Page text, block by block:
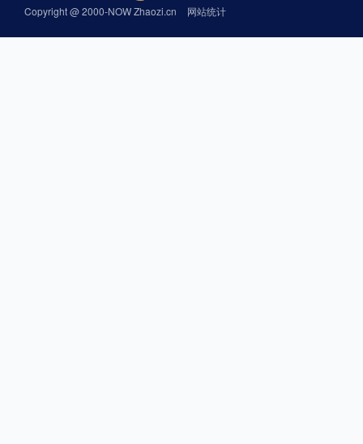
Copyright @ 2000-NOW Zhaozi.cn 网站统计